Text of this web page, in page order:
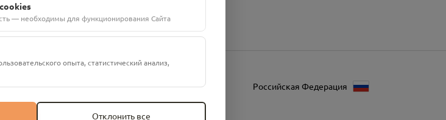
Российская Федерация
— необходимы для функционирования Сайта
опыта, статистический анализ,
Отклонить все